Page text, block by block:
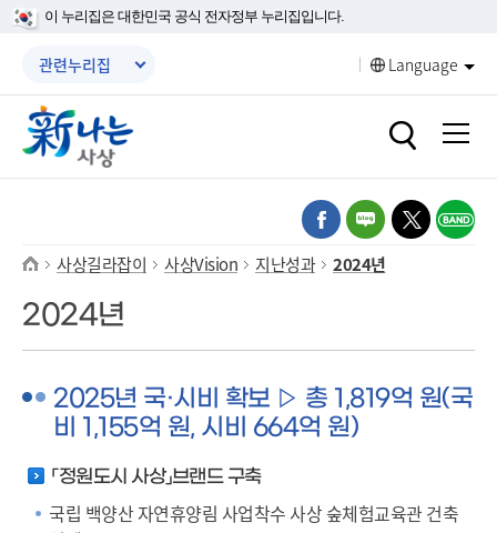
본문 바로가기
메인메뉴 바로가기
이 누리집은 대한민국 공식 전자정부 누리집입니다.
관련누리집 Language
열기
열기
사상길라잡이 사상Vision 지난성과 2024년
2024년
2025년 국·시비 확보 ▷ 총 1,819억 원(국
비 1,155억 원, 시비 664억 원)
「정원도시 사상」브랜드 구축
국립 백양산 자연휴양림 사업착수 사상 숲체험교육관 건축